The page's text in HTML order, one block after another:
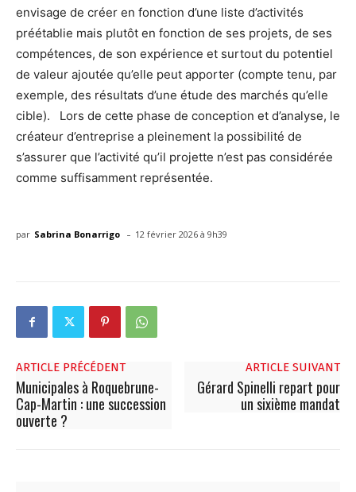
envisage de créer en fonction d’une liste d’activités
préétablie mais plutôt en fonction de ses projets, de ses
compétences, de son expérience et surtout du potentiel
de valeur ajoutée qu’elle peut apporter (compte tenu, par
exemple, des résultats d’une étude des marchés qu’elle
cible). Lors de cette phase de conception et d’analyse, le
créateur d’entreprise a pleinement la possibilité de
s’assurer que l’activité qu’il projette n’est pas considérée
comme suffisamment représentée.
par Sabrina Bonarrigo - 12 février 2026 à 9h39
ARTICLE PRÉCÉDENT
Municipales à Roquebrune-
Cap-Martin : une succession
ouverte ?
ARTICLE SUIVANT
Gérard Spinelli repart pour
un sixième mandat